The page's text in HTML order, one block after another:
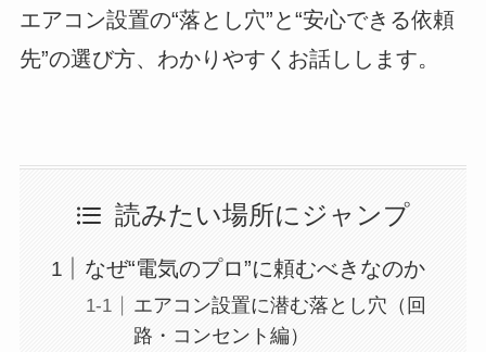
エアコン設置の“落とし穴”と“安心できる依頼
先”の選び方、わかりやすくお話しします。
読みたい場所にジャンプ
なぜ“電気のプロ”に頼むべきなのか
エアコン設置に潜む落とし穴（回
路・コンセント編）